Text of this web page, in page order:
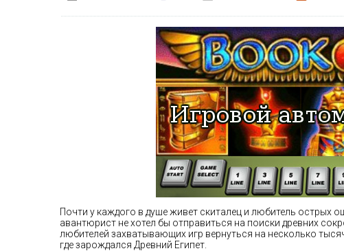
Почти у каждого в душе живет скиталец и любитель острых
авантюрист не хотел бы отправиться на поиски древних
любителей захватывающих игр вернуться на несколько
где зарождался Древний Египет.